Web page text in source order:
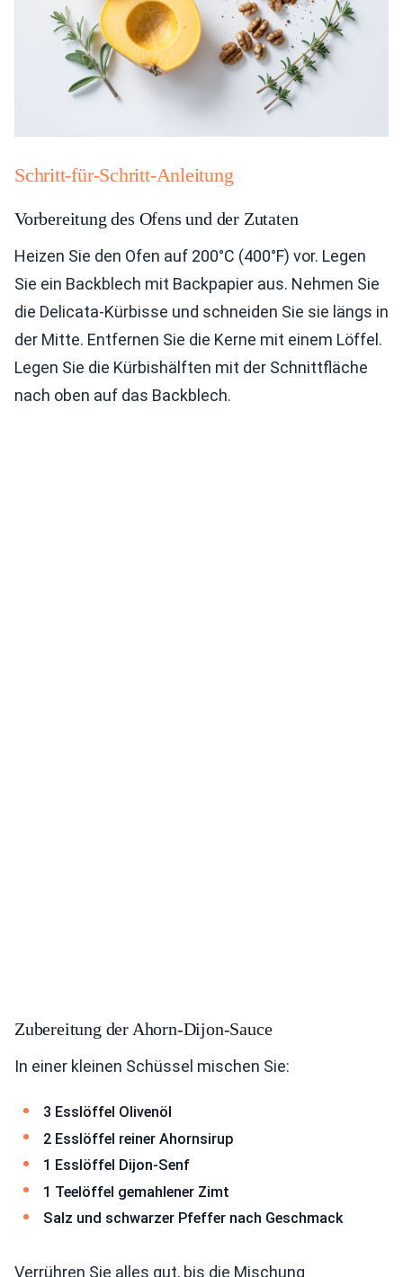
Schritt-für-Schritt-Anleitung
Vorbereitung des Ofens und der Zutaten
Heizen Sie den Ofen auf 200°C (400°F) vor. Legen
Sie ein Backblech mit Backpapier aus. Nehmen Sie
die Delicata-Kürbisse und schneiden Sie sie längs in
der Mitte. Entfernen Sie die Kerne mit einem Löffel.
Legen Sie die Kürbishälften mit der Schnittfläche
nach oben auf das Backblech.
Zubereitung der Ahorn-Dijon-Sauce
In einer kleinen Schüssel mischen Sie:
3 Esslöffel Olivenöl
2 Esslöffel reiner Ahornsirup
1 Esslöffel Dijon-Senf
1 Teelöffel gemahlener Zimt
Salz und schwarzer Pfeffer nach Geschmack
Verrühren Sie alles gut, bis die Mischung